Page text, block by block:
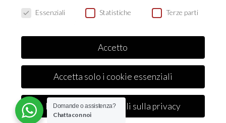
© 2024 MILLE Srl - Via Delle Arti, 46 45030 – Castelnovo Bariano (Ro) - P.IVA
00686740291 |Informativa sui Cookie e Privacy Policy
Domande o assistenza?
Chatta con noi
Essenziali
Statistiche Terze parti
Accetto
Accetta solo i cookie essenziali
Preferenze individuali sulla privacy